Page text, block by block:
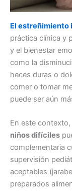
El estreñimiento
práctica clínica y
y el bienestar
como la
heces duras o
comer o tomar
puede ser aún
En este contexto,
niños difíciles
complementaria
supervisión
aceptables
preparados